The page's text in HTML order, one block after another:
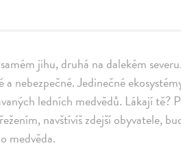
jihu, druhá na dalekém
nebezpečné. Jedinečné
ledních medvědů. Lákají tě?
navštívíš zdejší obyvatele,
medvěda.